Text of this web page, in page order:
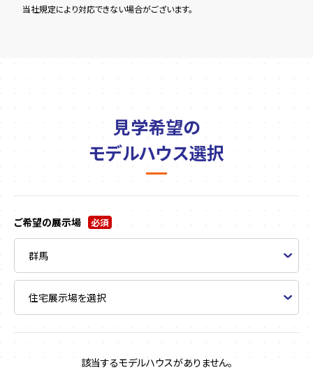
当社規定により対応できない場合がございます。
見学希望の
モデルハウス選択
ご希望の展示場 必須
該当するモデルハウスがありません。